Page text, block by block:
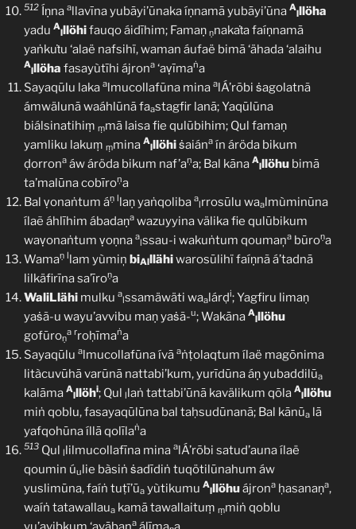
512 Íṇna allavīna yubāyi’ūnaka íṇnamā yubāyi’ūna A
lllöha
yadu A
lllöhifauqo áidīhim; Famaṇ ṇnakaṫa faíṇnamā
yaṅkuṫu ‘alaë nafsihï, waman áufaë bimā ‘ähada ‘alaihu
A
lllöha fasayùtīhi ájrona ‘aṿīmaṅa
Sayaqūlu laka almucollafūna mina alÁ’rōbi ṡagolatnã
ámwälunā waáhlūnā faastagfir lanā; Yaqūlūna
biálsinatihiṃ ṃmā laisa fie qulūbihim; Qul famaṇ
yamliku lakuṃ ṃmina A
lllöhiṡaiána ín áröda bikum
ḍorrona áw áröda bikum naf’aņa; Bal kāna A
lllöhu bimā
ta’malūna cobīroņa
Bal ṿonaṅtum áṇ llaṇ yaṅqoliba a
lrrosūlu waalmùminūna
ílaẽ áhlīhim ábadaṇa wazuyyina välika fie qulūbikum
waṿonaṅtum ṿoṇna a
lssau-i wakuṅtum qoumaņa būroṇa
Wamaṇ llam yùmiņ biAlllähiwarosūlihï faíṇnã á’tadnā
lilkäfirīna sa’īroṇa
WaliLlähi mulku a
lssamäwäti waalárḍi; Yagfiru limaṇ
yaṡã-u wayu’avvibu maṇ yaṡã-u; Wakāna A
lllöhu
gofūroṇ
a rroḥīmaṅa
Sayaqūlu almucollafūna ívā aṅṭolaqtum ílaë magōnima
litàcuvūhā varūnā nattabi’kum, yurīdūna áṇ yubaddilūa
kalāma A
lllöhi; Qul llaṅ tattabi’ūnā kavälikum qōla A
lllöhu
miṅ qoblu, fasayaqūlūna bal taḥsudūnanā; Bal kānūa lā
yafqohūna íllā qolīlaṅa
513 Qul llilmucollafīna mina alÁ’rōbi satud’auna ílaë
qoumin úulie bàsiṅ ṡadīdiṅ tuqötilūnahum áw
yuslimūna, faíṅ tuṭī’ūa yùtikumu A
lllöhuájrona ḥasanaṇa,
waíṅ tatawallaua kamā tawallaituṃ ṃmiṅ qoblu
a